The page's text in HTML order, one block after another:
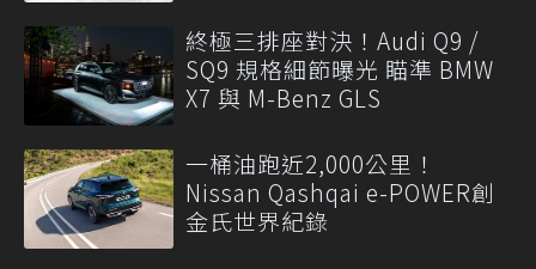
終極三排座對決！Audi Q9 /
SQ9 規格細節曝光 瞄準 BMW
X7 與 M-Benz GLS
一桶油跑近2,000公里！
Nissan Qashqai e-POWER創
金氏世界紀錄